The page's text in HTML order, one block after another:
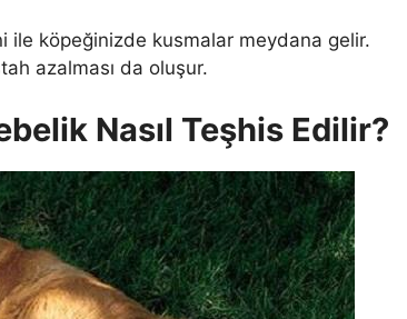
ile köpeğinizde kusmalar meydana gelir.
azalması da oluşur.
Nasıl Teşhis Edilir?